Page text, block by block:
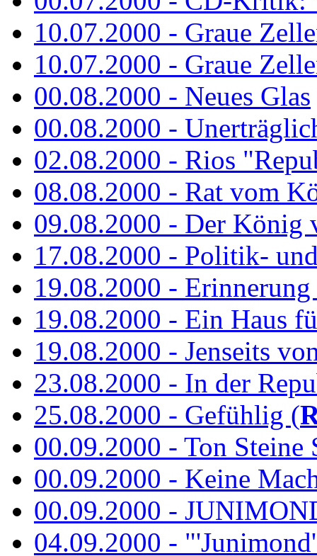
10.07.2000 - Graue
10.07.2000 - Graue
00.08.2000 - Neues Glas
00.08.2000 -
02.08.2000 - Rios
08.08.2000 - Rat vom
09.08.2000 - Der König
17.08.2000 - Politik-
19.08.2000 -
19.08.2000 - Ein Haus
19.08.2000 - Jenseits
23.08.2000 - In der
25.08.2000 - Gefühlig (
00.09.2000 - Ton Steine
00.09.2000 - Keine
00.09.2000 -
04.09.2000 -